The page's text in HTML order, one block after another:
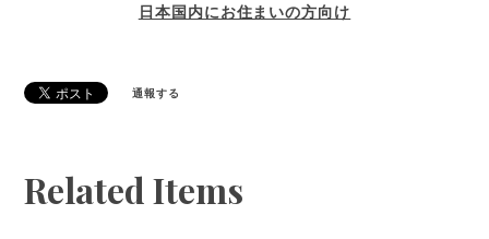
日本国内にお住まいの方向け
通報する
Related Items